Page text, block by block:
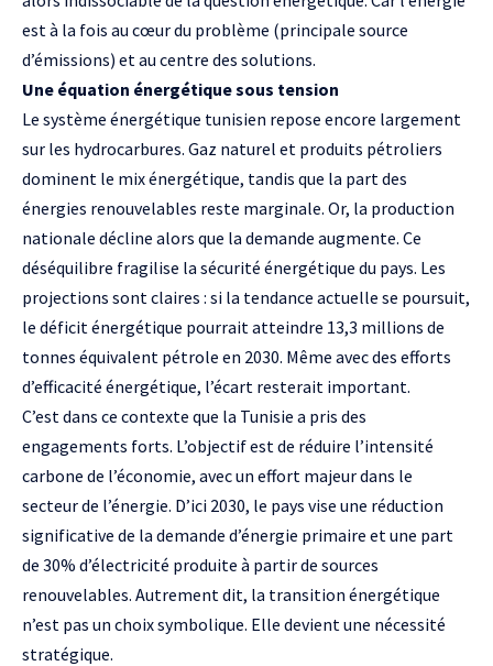
est à la fois au cœur du problème (principale source
d’émissions) et au centre des solutions.
Une équation énergétique sous tension
Le système énergétique tunisien repose encore largement
sur les hydrocarbures. Gaz naturel et produits pétroliers
dominent le mix énergétique, tandis que la part des
énergies renouvelables reste marginale. Or, la production
nationale décline alors que la demande augmente. Ce
déséquilibre fragilise la sécurité énergétique du pays. Les
projections sont claires : si la tendance actuelle se poursuit,
le déficit énergétique pourrait atteindre 13,3 millions de
tonnes équivalent pétrole en 2030. Même avec des efforts
d’efficacité énergétique, l’écart resterait important.
C’est dans ce contexte que la Tunisie a pris des
engagements forts. L’objectif est de réduire l’intensité
carbone de l’économie, avec un effort majeur dans le
secteur de l’énergie. D’ici 2030, le pays vise une réduction
significative de la demande d’énergie primaire et une part
de 30% d’électricité produite à partir de sources
renouvelables. Autrement dit, la transition énergétique
n’est pas un choix symbolique. Elle devient une nécessité
stratégique.